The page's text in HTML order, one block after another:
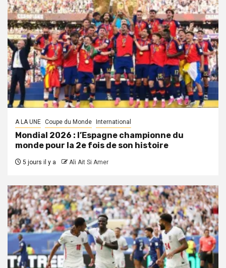
A LA UNE Coupe du Monde International
Mondial 2026 : l’Espagne championne du
monde pour la 2e fois de son histoire
5 jours il y a Ali Ait Si Amer